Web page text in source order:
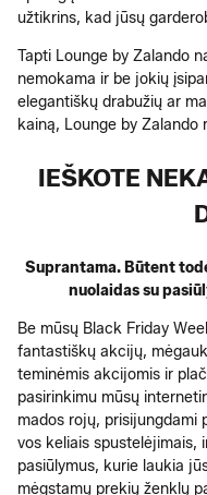
užtikrins, kad jūsų
Tapti Lounge by Zalando
nemokama ir be jokių
elegantiškų drabužių ar
kainą, Lounge by Zalando
IEŠKOTE
Suprantama. Būtent
nuolaidas su
Be mūsų Black Friday
fantastiškų akcijų,
teminėmis akcijomis ir
pasirinkimu mūsų
mados rojų, prisijungdami
vos keliais spustelėjimais,
pasiūlymus, kurie laukia
mėgstamų prekių ženklų